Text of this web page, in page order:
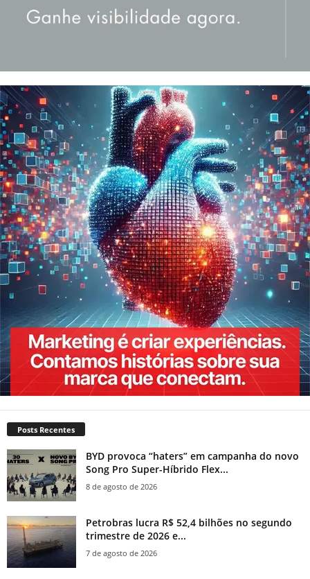
Posts Recentes
BYD provoca “haters” em campanha do novo
Song Pro Super-Híbrido Flex...
8 de agosto de 2026
Petrobras lucra R$ 52,4 bilhões no segundo
trimestre de 2026 e...
7 de agosto de 2026